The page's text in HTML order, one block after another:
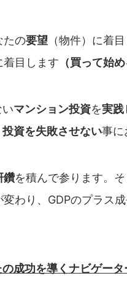
たの要望 （物件）に着
着目します （買って始め
マンション投資を実践
投資を失敗させない事に
鑽を積んで参ります。そ
わり、GDPのプラス成
成功を導くナビゲータ